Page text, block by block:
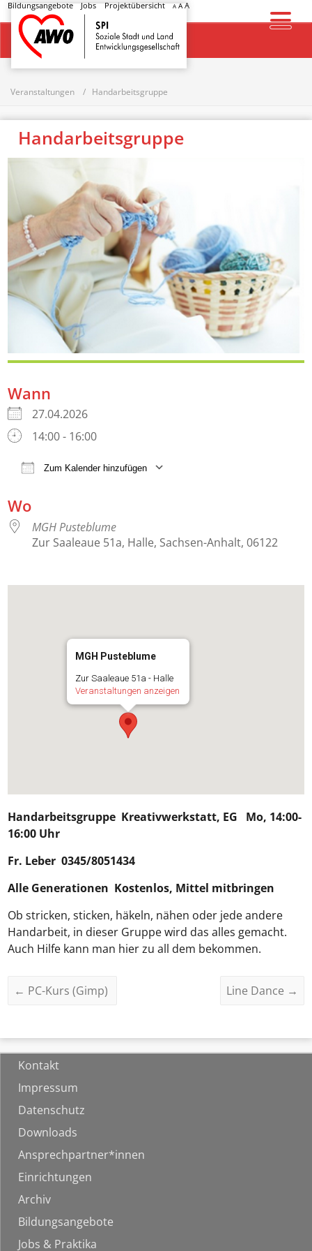
Bildungsangebote Jobs Projektübersicht A AA
Startseite
Veranstaltungen Handarbeitsgruppe
Handarbeitsgruppe
Wann
27.04.2026
14:00 - 16:00
Zum Kalender hinzufügen
Wo
MGH Pusteblume
Zur Saaleaue 51a, Halle, Sachsen-Anhalt, 06122
MGH Pusteblume
Zur Saaleaue 51a - Halle
Veranstaltungen anzeigen
Handarbeitsgruppe Kreativwerkstatt, EG Mo, 14:00-
16:00 Uhr
Fr. Leber 0345/8051434
Alle Generationen Kostenlos, Mittel mitbringen
Ob stricken, sticken, häkeln, nähen oder jede andere
Handarbeit, in dieser Gruppe wird das alles gemacht.
Auch Hilfe kann man hier zu all dem bekommen.
← PC-Kurs (Gimp) Line Dance →
Kontakt
Impressum
Datenschutz
Downloads
Ansprechpartner*innen
Einrichtungen
Archiv
Bildungsangebote
Jobs & Praktika